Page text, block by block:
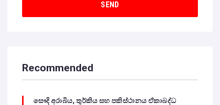
Recommended
සෞදි අරාබිය, තුර්කිය සහ පකිස්ථානය ඒකාබද්ධ